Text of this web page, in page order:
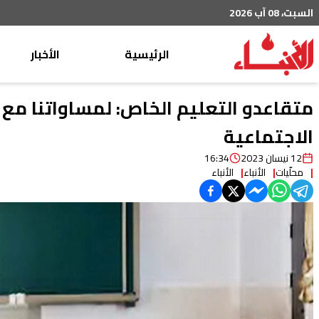
السبت، 08 آب 2026
الرئيسية
الأخبار
محليات
عربي دولي
رياضة
متقاعدو التعليم الخاص: لمساواتنا
الاجتماعية
12 نيسان 2023 16:34
محلّيات الأنباء الأنباء